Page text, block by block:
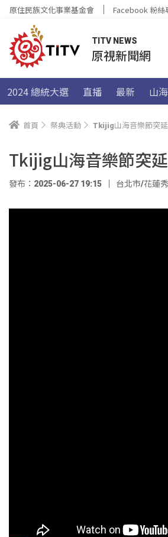
原住民族文化事業基金會 Facebook 粉絲
TITV NEWS
原視新聞網
2024 總統大選 直播 最新 山
首頁 祭典活動 Tkijig山海音樂節突
Tkijig山海音樂節突
發布：2025-06-27 19:15 台北市/花蓮